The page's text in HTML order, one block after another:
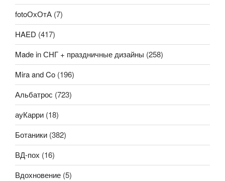
fotoОхОтА (7)
HAED (417)
Made in СНГ + праздничные дизайны (258)
Mira and Co (196)
Альбатрос (723)
ауКарри (18)
Ботаники (382)
ВД-пох (16)
Вдохновение (5)